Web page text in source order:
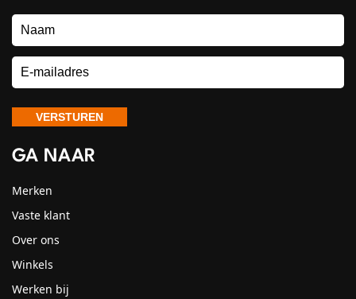
GA NAAR
Merken
Vaste klant
Over ons
Winkels
Werken bij